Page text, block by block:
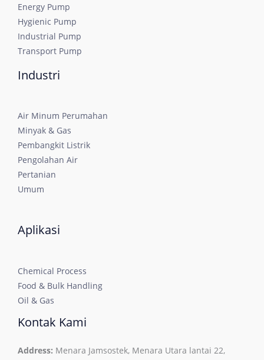
Energy Pump
Hygienic Pump
Industrial Pump
Transport Pump
Industri
Air Minum Perumahan
Minyak & Gas
Pembangkit Listrik
Pengolahan Air
Pertanian
Umum
Aplikasi
Chemical Process
Food & Bulk Handling
Oil & Gas
Kontak Kami
Address: Menara Jamsostek, Menara Utara lantai 22,